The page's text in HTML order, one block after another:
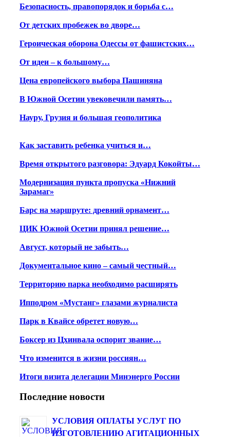
Безопасность, правопорядок и борьба с…
От детских пробежек во дворе…
Героическая оборона Одессы от фашистских…
От идеи – к большому…
Цена европейского выбора Пашиняна
В Южной Осетии увековечили память…
Науру, Грузия и большая геополитика
Как заставить ребенка учиться и…
Время открытого разговора: Эдуард Кокойты…
Модернизация пункта пропуска «Нижний
Зарамаг»
Барс на маршруте: древний орнамент…
ЦИК Южной Осетии принял решение…
Август, который не забыть…
Документальное кино – самый честный…
Территорию парка необходимо расширять
Ипподром «Мустанг» глазами журналиста
Парк в Квайсе обретет новую…
Боксер из Цхинвала оспорит звание…
Что изменится в жизни россиян…
Итоги визита делегации Минэнерго России
Последние новости
УСЛОВИЯ ОПЛАТЫ УСЛУГ ПО
ИЗГОТОВЛЕНИЮ АГИТАЦИОННЫХ